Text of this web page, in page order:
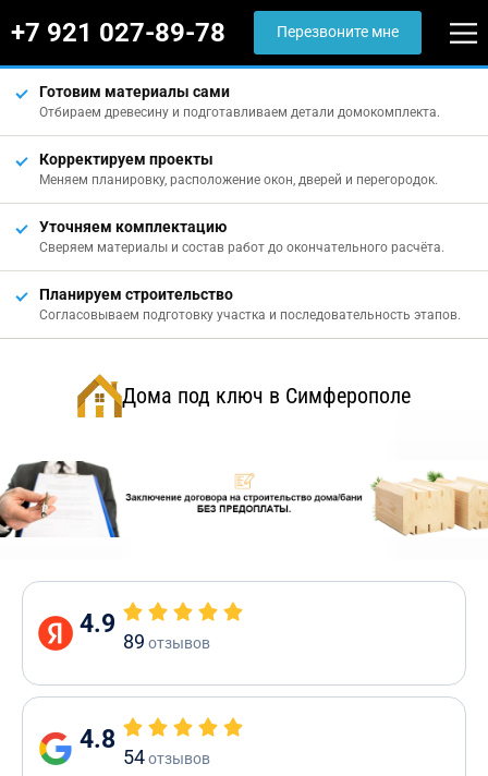
+7 921 027-89-78 Перезвоните мне
Готовим материалы сами
Отбираем древесину и подготавливаем детали домокомплекта.
Корректируем проекты
Меняем планировку, расположение окон, дверей и перегородок.
Уточняем комплектацию
Сверяем материалы и состав работ до окончательного расчёта.
Планируем строительство
Согласовываем подготовку участка и последовательность этапов.
Дома под ключ в Симферополе
4.9
89 отзывов
4.8
54отзывов